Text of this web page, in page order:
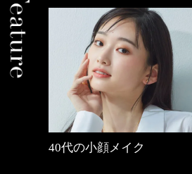
40代の小顔メイク